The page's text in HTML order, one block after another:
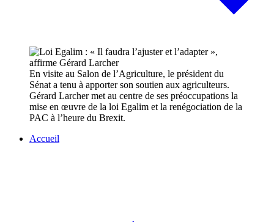
En visite au Salon de l’Agriculture, le président du
Sénat a tenu à apporter son soutien aux agriculteurs.
Gérard Larcher met au centre de ses préoccupations la
mise en œuvre de la loi Egalim et la renégociation de la
PAC à l’heure du Brexit.
Accueil